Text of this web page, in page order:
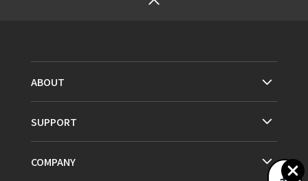
ABOUT
SUPPORT
COMPANY